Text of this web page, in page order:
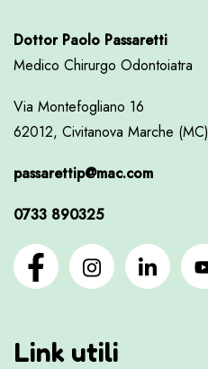
Dottor Paolo Passaretti
Medico Chirurgo Odontoiatra
Via Montefogliano 16
62012, Civitanova Marche (MC)
passarettip@mac.com
0733 890325
Link utili